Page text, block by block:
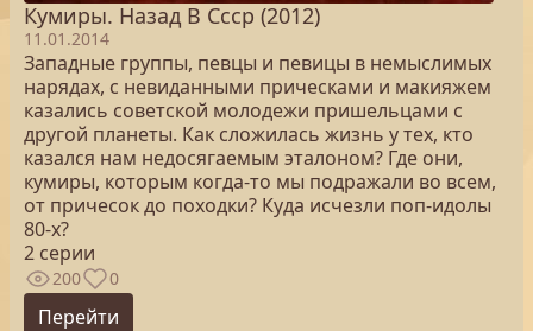
Кумиры. Назад В Ссср (2012)
11.01.2014
Западные группы, певцы и певицы в немыслимых
нарядах, с невиданными прическами и макияжем
казались советской молодежи пришельцами с
другой планеты. Как сложилась жизнь у тех, кто
казался нам недосягаемым эталоном? Где они,
кумиры, которым когда-то мы подражали во всем,
от причесок до походки? Куда исчезли поп-идолы
80-х?
2 серии
200 0
Перейти